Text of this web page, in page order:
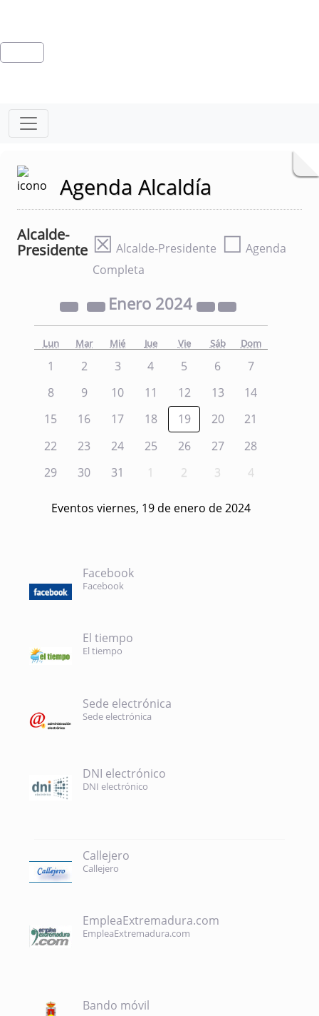
Agenda Alcaldía
Alcalde-
Presidente ☒ Alcalde-Presidente ☐ Agenda
Completa
Enero 2024
Lun Mar Mié Jue Vie Sáb Dom
1 2 3 4 5 6
7
8
9 10 11 12 13
14
15
16 17 18 19 20
21
22
23 24 25 26 27
28
29
30 31 1 2 3 4
Eventos viernes, 19 de enero de 2024
Facebook
Facebook
El tiempo
El tiempo
Sede electrónica
Sede electrónica
DNI electrónico
DNI electrónico
Callejero
Callejero
EmpleaExtremadura.com
EmpleaExtremadura.com
Bando móvil